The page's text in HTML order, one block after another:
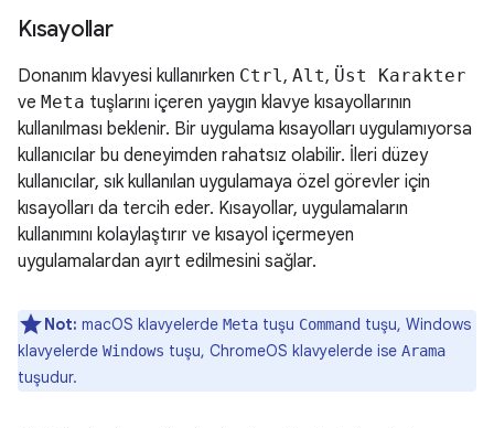
Kısayollar
Donanım klavyesi kullanırken Ctrl, Alt, Üst Karakter
ve Meta tuşlarını içeren yaygın klavye kısayollarının
kullanılması beklenir. Bir uygulama kısayolları uygulamıyorsa
kullanıcılar bu deneyimden rahatsız olabilir. İleri düzey
kullanıcılar, sık kullanılan uygulamaya özel görevler için
kısayolları da tercih eder. Kısayollar, uygulamaların
kullanımını kolaylaştırır ve kısayol içermeyen
uygulamalardan ayırt edilmesini sağlar.
Not: macOS klavyelerde Meta tuşu Command tuşu, Windows
klavyelerde Windows tuşu, ChromeOS klavyelerde ise Arama
tuşudur.